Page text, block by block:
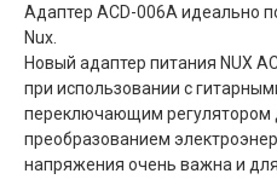
Адаптер ACD-006A идеально
Nux.
Новый адаптер питания NUX
при использовании с
переключающим регулятором
преобразованием
напряжения очень важна и